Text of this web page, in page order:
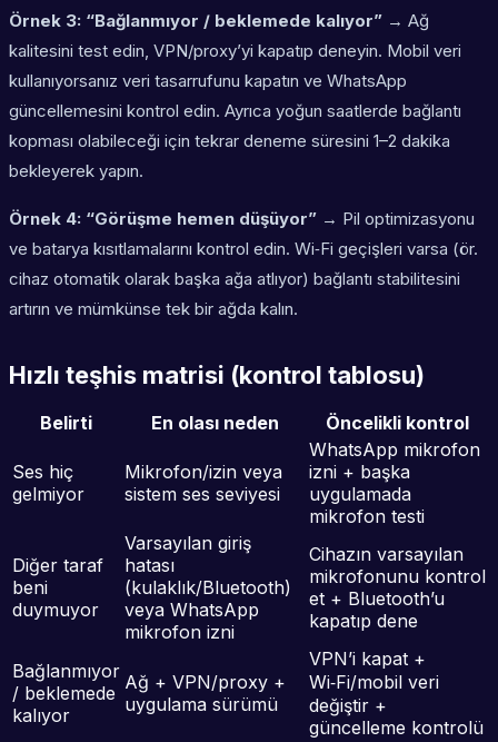
Örnek 3: “Bağlanmıyor / beklemede kalıyor” → Ağ
kalitesini test edin, VPN/proxy’yi kapatıp deneyin. Mobil veri
kullanıyorsanız veri tasarrufunu kapatın ve WhatsApp
güncellemesini kontrol edin. Ayrıca yoğun saatlerde bağlantı
kopması olabileceği için tekrar deneme süresini 1–2 dakika
bekleyerek yapın.
Örnek 4: “Görüşme hemen düşüyor” → Pil optimizasyonu
ve batarya kısıtlamalarını kontrol edin. Wi‑Fi geçişleri varsa (ör.
cihaz otomatik olarak başka ağa atlıyor) bağlantı stabilitesini
artırın ve mümkünse tek bir ağda kalın.
Hızlı teşhis matrisi (kontrol tablosu)
Belirti En olası neden Öncelikli kontrol
Ses hiç
gelmiyor
Mikrofon/izin veya
sistem ses seviyesi
WhatsApp mikrofon
izni + başka
uygulamada
mikrofon testi
Diğer taraf
beni
duymuyor
Varsayılan giriş
hatası
(kulaklık/Bluetooth)
veya WhatsApp
mikrofon izni
Cihazın varsayılan
mikrofonunu kontrol
et + Bluetooth’u
kapatıp dene
Bağlanmıyor
/ beklemede
kalıyor
Ağ + VPN/proxy +
uygulama sürümü
VPN’i kapat +
Wi‑Fi/mobil veri
değiştir +
güncelleme kontrolü